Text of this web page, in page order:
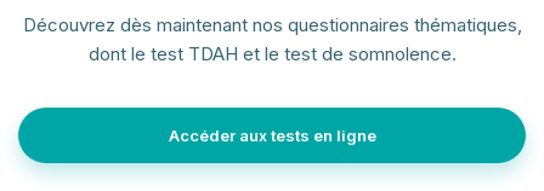
Découvrez dès maintenant nos questionnaires thématiques,
dont le test TDAH et le test de somnolence.
Accéder aux tests en ligne